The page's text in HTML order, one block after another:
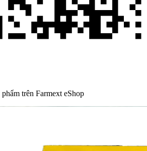
trên Farmext eShop